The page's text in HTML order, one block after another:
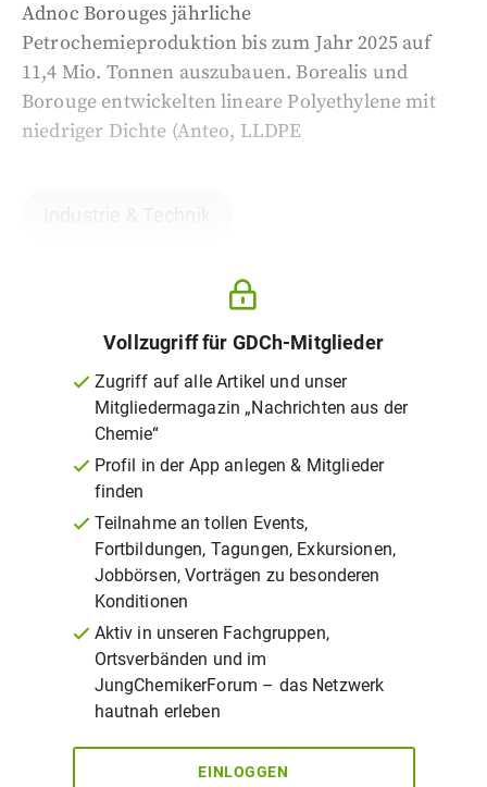
Adnoc Borouges jährliche
Petrochemieproduktion bis zum Jahr 2025 auf
11,4 Mio. Tonnen auszubauen. Borealis und
Borouge entwickelten lineare Polyethylene mit
niedriger Dichte (Anteo, LLDPE
Vollzugriff für GDCh-Mitglieder
Zugriff auf alle Artikel und unser
Mitgliedermagazin „Nachrichten aus der
Chemie“
Profil in der App anlegen & Mitglieder
finden
Teilnahme an tollen Events,
Fortbildungen, Tagungen, Exkursionen,
Jobbörsen, Vorträgen zu besonderen
Konditionen
Aktiv in unseren Fachgruppen,
Ortsverbänden und im
JungChemikerForum – das Netzwerk
hautnah erleben
EINLOGGEN